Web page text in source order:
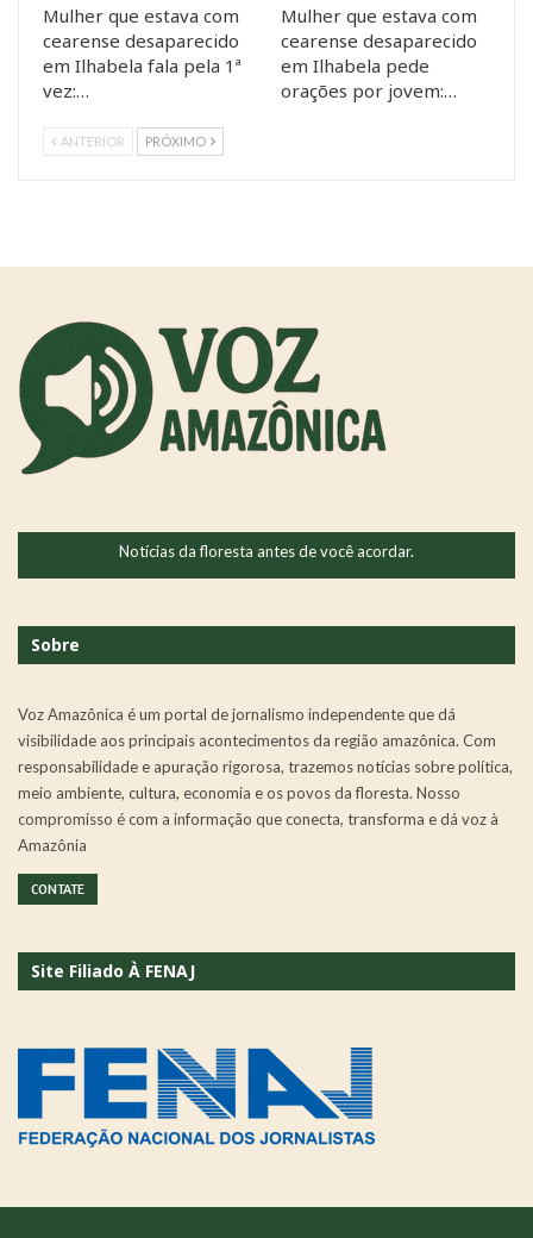
Mulher que estava com
cearense desaparecido
em Ilhabela fala pela 1ª
vez:…
Mulher que estava com
cearense desaparecido
em Ilhabela pede
orações por jovem:…
ANTERIOR PRÓXIMO
Notícias da floresta antes de você acordar.
Sobre
Voz Amazônica é um portal de jornalismo independente que dá
visibilidade aos principais acontecimentos da região amazônica. Com
responsabilidade e apuração rigorosa, trazemos notícias sobre política,
meio ambiente, cultura, economia e os povos da floresta. Nosso
compromisso é com a informação que conecta, transforma e dá voz à
Amazônia
CONTATE
Site Filiado À FENAJ